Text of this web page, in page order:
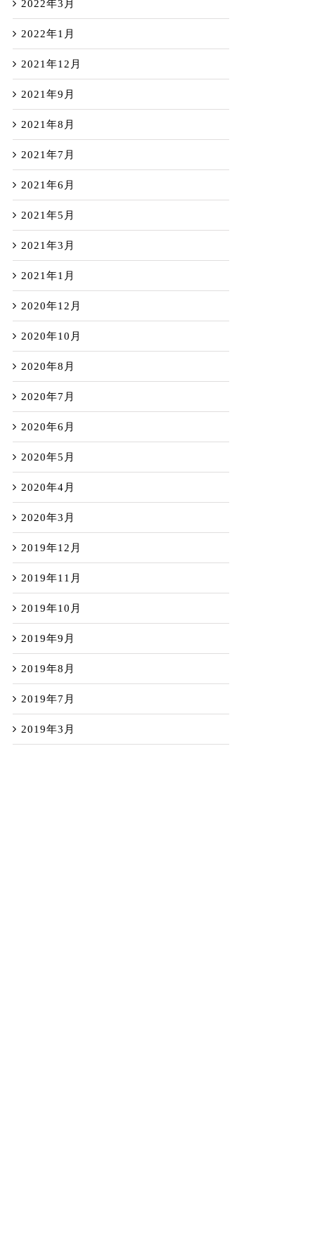
2022年3月
2022年1月
2021年12月
2021年9月
2021年8月
2021年7月
2021年6月
2021年5月
2021年3月
2021年1月
2020年12月
2020年10月
2020年8月
2020年7月
2020年6月
2020年5月
2020年4月
2020年3月
2019年12月
2019年11月
2019年10月
2019年9月
2019年8月
2019年7月
2019年3月